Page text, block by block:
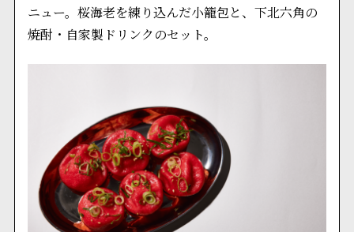
ニュー。桜海老を練り込んだ小籠包と、下北六角の
焼酎・自家製ドリンクのセット。